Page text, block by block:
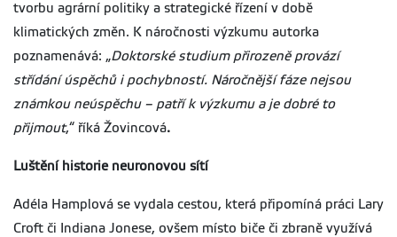
tvorbu agrární politiky a strategické řízení v době
klimatických změn. K náročnosti výzkumu autorka
poznamenává: „Doktorské studium přirozeně provází
střídání úspěchů i pochybností. Náročnější fáze nejsou
známkou neúspěchu – patří k výzkumu a je dobré to
přijmout,“ říká Žovincová.
Luštění historie neuronovou sítí
Adéla Hamplová se vydala cestou, která připomíná práci Lary
Croft či Indiana Jonese, ovšem místo biče či zbraně využívá